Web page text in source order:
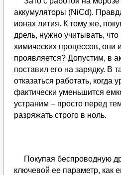
аккумуляторы (NiCd).
ионах лития. К тому же,
дрель, нужно учитывать,
химических процессов, они
проявляется? Допустим, в
поставил его на зарядку. В
отказаться работать, когда
фактически уменьшится
устраним – просто перед
разряжать строго в ноль.
Покупая беспроводную
ключевой ее параметр, как